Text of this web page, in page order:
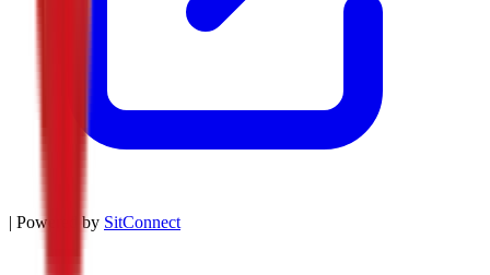
| Powered by SitConnect